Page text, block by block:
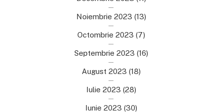
Noiembrie 2023 (13)
Octombrie 2023 (7)
Septembrie 2023 (16)
August 2023 (18)
Iulie 2023 (28)
Iunie 2023 (30)